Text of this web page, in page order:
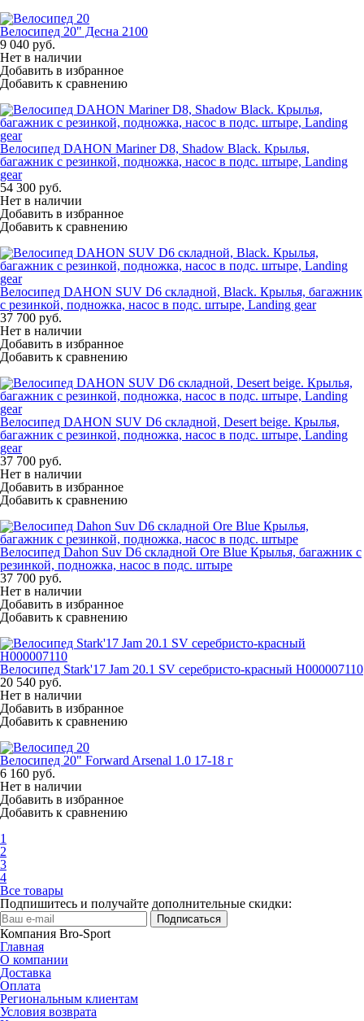
Велосипед 20" Десна 2100
9 040 руб.
Нет в наличии
Добавить в избранное
Добавить к сравнению
Велосипед DAHON Mariner D8, Shadow Black. Крылья,
багажник с резинкой, подножка, насос в подс. штыре, Landing
gear
54 300 руб.
Нет в наличии
Добавить в избранное
Добавить к сравнению
Велосипед DAHON SUV D6 складной, Black. Крылья, багажник
с резинкой, подножка, насос в подс. штыре, Landing gear
37 700 руб.
Нет в наличии
Добавить в избранное
Добавить к сравнению
Велосипед DAHON SUV D6 складной, Desert beige. Крылья,
багажник с резинкой, подножка, насос в подс. штыре, Landing
gear
37 700 руб.
Нет в наличии
Добавить в избранное
Добавить к сравнению
Велосипед Dahon Suv D6 складной Ore Blue Крылья, багажник с
резинкой, подножка, насос в подс. штыре
37 700 руб.
Нет в наличии
Добавить в избранное
Добавить к сравнению
Велосипед Stark'17 Jam 20.1 SV серебристо-красный H000007110
20 540 руб.
Нет в наличии
Добавить в избранное
Добавить к сравнению
Велосипед 20" Forward Arsenal 1.0 17-18 г
6 160 руб.
Нет в наличии
Добавить в избранное
Добавить к сравнению
1
2
3
4
Все товары
Подпишитесь и получайте дополнительные скидки:
Подписаться
Компания Bro-Sport
Главная
О компании
Доставка
Оплата
Региональным клиентам
Условия возврата